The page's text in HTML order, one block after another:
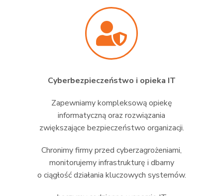
Cyberbezpieczeństwo i opieka IT
Zapewniamy kompleksową opiekę
informatyczną oraz rozwiązania
zwiększające bezpieczeństwo organizacji.
Chronimy firmy przed cyberzagrożeniami,
monitorujemy infrastrukturę i dbamy
o ciągłość działania kluczowych systemów.